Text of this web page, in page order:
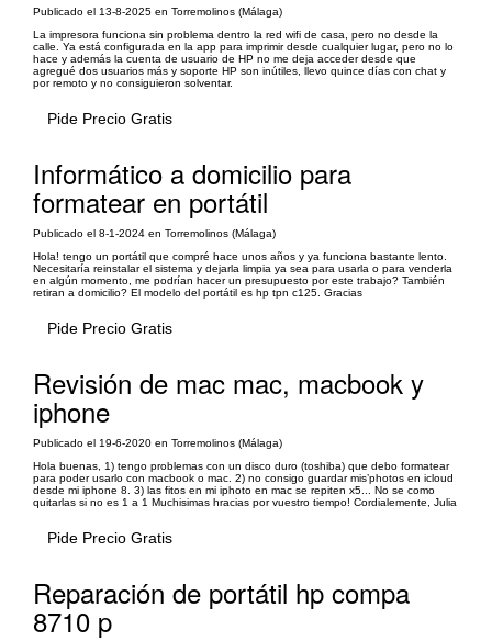
Publicado el 13-8-2025 en Torremolinos (Málaga)
La impresora funciona sin problema dentro la red wifi de casa, pero no desde la
calle. Ya está configurada en la app para imprimir desde cualquier lugar, pero no lo
hace y además la cuenta de usuario de HP no me deja acceder desde que
agregué dos usuarios más y soporte HP son inútiles, llevo quince días con chat y
por remoto y no consiguieron solventar.
Pide Precio Gratis
Informático a domicilio para
formatear en portátil
Publicado el 8-1-2024 en Torremolinos (Málaga)
Hola! tengo un portátil que compré hace unos años y ya funciona bastante lento.
Necesitaría reinstalar el sistema y dejarla limpia ya sea para usarla o para venderla
en algún momento, me podrían hacer un presupuesto por este trabajo? También
retiran a domicilio? El modelo del portátil es hp tpn c125. Gracias
Pide Precio Gratis
Revisión de mac mac, macbook y
iphone
Publicado el 19-6-2020 en Torremolinos (Málaga)
Hola buenas, 1) tengo problemas con un disco duro (toshiba) que debo formatear
para poder usarlo con macbook o mac. 2) no consigo guardar mis’photos en icloud
desde mi iphone 8. 3) las fitos en mi iphoto en mac se repiten x5... No se como
quitarlas si no es 1 a 1 Muchisimas hracias por vuestro tiempo! Cordialemente, Julia
Pide Precio Gratis
Reparación de portátil hp compa
8710 p